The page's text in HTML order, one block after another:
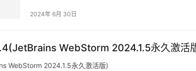
2024年 6月 30日
WebStorm 2024.1.5永久激活
WebStorm 2024.1.5永久激活版)